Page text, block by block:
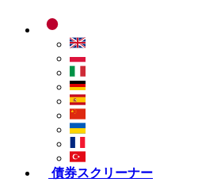
債券スクリーナー